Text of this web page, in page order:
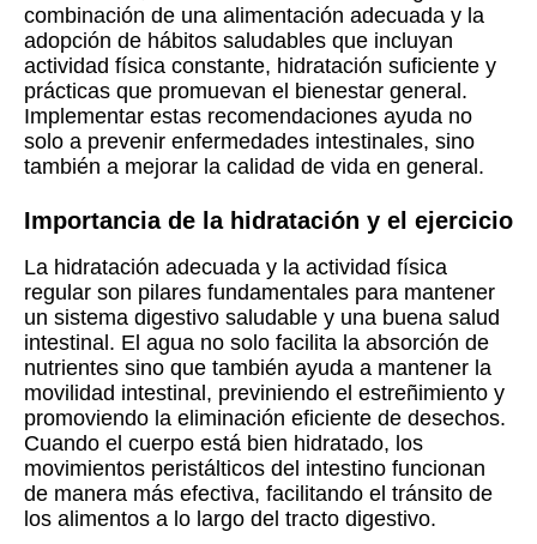
combinación de una alimentación adecuada y la
adopción de hábitos saludables que incluyan
actividad física constante, hidratación suficiente y
prácticas que promuevan el bienestar general.
Implementar estas recomendaciones ayuda no
solo a prevenir enfermedades intestinales, sino
también a mejorar la calidad de vida en general.
Importancia de la hidratación y el ejercicio
La hidratación adecuada y la actividad física
regular son pilares fundamentales para mantener
un sistema digestivo saludable y una buena salud
intestinal. El agua no solo facilita la absorción de
nutrientes sino que también ayuda a mantener la
movilidad intestinal, previniendo el estreñimiento y
promoviendo la eliminación eficiente de desechos.
Cuando el cuerpo está bien hidratado, los
movimientos peristálticos del intestino funcionan
de manera más efectiva, facilitando el tránsito de
los alimentos a lo largo del tracto digestivo.